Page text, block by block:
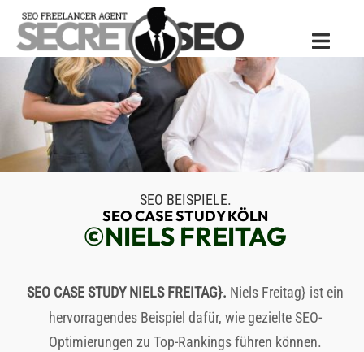
Zum
Inhalt
springen
Menü
SEO BEISPIELE.
SEO CASE STUDYKÖLN
©
SEO CASE STUDY .
ist ein
hervorragendes Beispiel dafür, wie gezielte SEO-
Optimierungen zu Top-Rankings führen können.